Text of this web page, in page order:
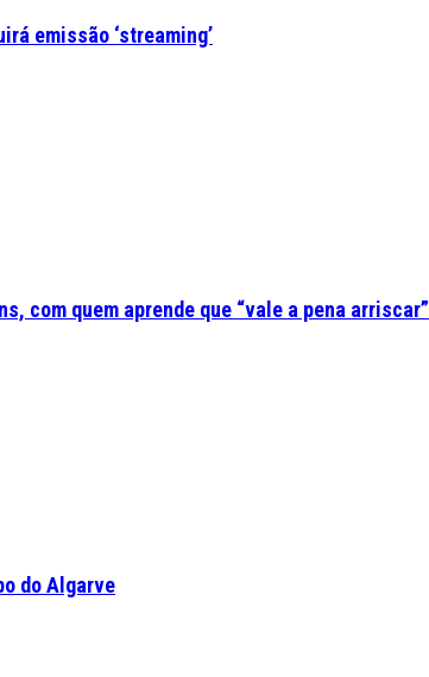
emissão ‘streaming’
com quem aprende que “vale a pena arriscar”
do Algarve